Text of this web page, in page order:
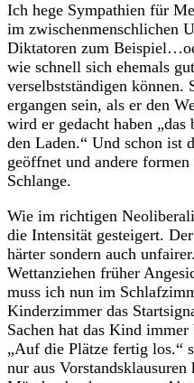
Ich hege Sympathien für
im zwischenmenschlichen
Diktatoren zum
wie schnell sich ehemals
verselbstständigen können.
ergangen sein, als er den
wird er gedacht haben
den Laden.“ Und schon ist
geöffnet und andere
Schlange.
Wie im richtigen
die Intensität gesteigert.
härter sondern auch
Wettanziehen früher
muss ich nun im
Kinderzimmer das
Sachen hat das Kind
„Auf die Plätze fertig los.“
nur aus